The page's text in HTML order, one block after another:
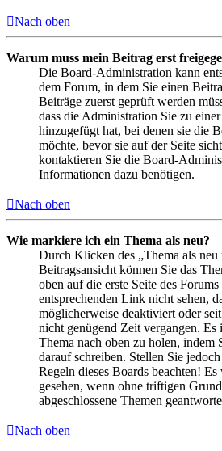
Nach oben
Warum muss mein Beitrag erst
Die Board-Administration kann
dem Forum, in dem Sie einen
Beiträge zuerst geprüft werden
dass die Administration Sie zu
hinzugefügt hat, bei denen sie die
möchte, bevor sie auf der Seite
kontaktieren Sie die Board-
Informationen dazu benötigen.
Nach oben
Wie markiere ich ein Thema als neu?
Durch Klicken des „Thema als
Beitragsansicht können Sie das
oben auf die erste Seite des
entsprechenden Link nicht sehen,
möglicherweise deaktiviert oder
nicht genügend Zeit vergangen. Es
Thema nach oben zu holen, indem
darauf schreiben. Stellen Sie
Regeln dieses Boards beachten!
gesehen, wenn ohne triftigen
abgeschlossene Themen
Nach oben